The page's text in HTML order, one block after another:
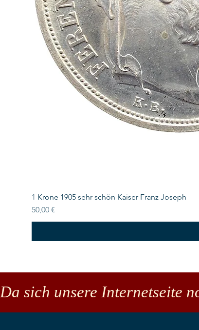
1 Krone 1905 sehr schön Kaiser Franz Joseph
Preis
50,00 €
Da sich unsere Internetseite